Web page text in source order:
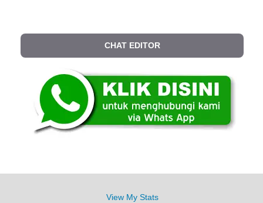
CHAT EDITOR
View My Stats